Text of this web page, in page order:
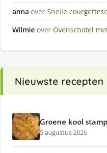
anna over Snelle
Wilmie over Ovenschotel
Nieuwste recepten
Groene kool
5 augustus 2026